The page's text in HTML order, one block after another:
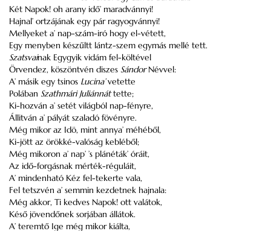
Két Napok! oh arany idő’ maradvánnyi!
Hajnal’ ortzájának egy pár ragyogvánnyi!
Mellyeket a’ nap-szám-iró hogy el-vétett,
Egy menyben készűltt lántz-szem egymás mellé tett.
Szatsvainak Egygyik vidám fel-költével
Örvendez, köszöntvén diszes SándorNévvel:
A’ másik egy tsinos Lucina’vetette
Polában Szathmári Juliánnáttette;
Ki-hozván a’ setét világból nap-fényre,
Állitván a’ pályát szaladó fövényre.
Még mikor az Idö, mint annya’ méhéből,
Ki-jött az örökké-valóság kebléből;
Még mikoron a’ nap’ ’s plánéták’ óráit,
Az idő-forgásnak mérték-réguláit,
A’ mindenható Kéz fel-tekerte vala,
Fel tetszvén a’ semmin kezdetnek hajnala:
Még akkor, Ti kedves Napok! ott valátok,
Késő jövendőnek sorjában állátok.
A’ teremtő Ige még mikor kiálta,